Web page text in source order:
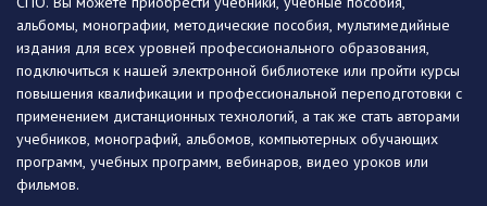
альбомы, монографии, методические пособия, мультимедийные
издания для всех уровней профессионального образования,
подключиться к нашей электронной библиотеке или пройти курсы
повышения квалификации и профессиональной переподготовки с
применением дистанционных технологий, а так же стать авторами
учебников, монографий, альбомов, компьютерных обучающих
программ, учебных программ, вебинаров, видео уроков или
фильмов.